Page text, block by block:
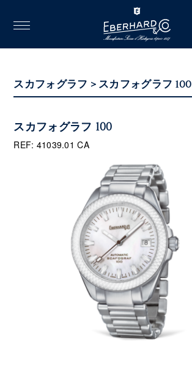
toggle
navigation
スカフォグラフ > スカフォグラフ 100
スカフォグラフ 100
REF: 41039.01 CA